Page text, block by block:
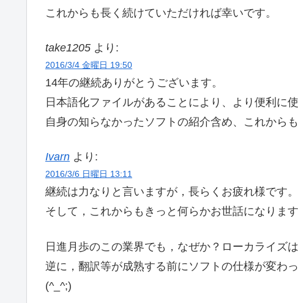
これからも長く続けていただければ幸いです。
take1205 より:
2016/3/4 金曜日 19:50
14年の継続ありがとうございます。
日本語化ファイルがあることにより、より便利に
自身の知らなかったソフトの紹介含め、これから
Ivarn より:
2016/3/6 日曜日 13:11
継続は力なりと言いますが，長らくお疲れ様です。
そして，これからもきっと何らかお世話になりま
日進月歩のこの業界でも，なぜか？ローカライズ
逆に，翻訳等が成熟する前にソフトの仕様が変わ
(^_^;)